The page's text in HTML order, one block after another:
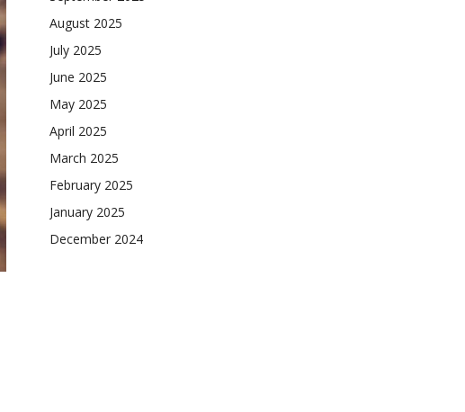
August 2025
July 2025
June 2025
May 2025
April 2025
March 2025
February 2025
January 2025
December 2024